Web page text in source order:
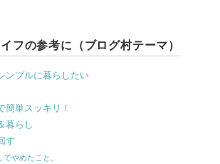
フの参考に（ブログ村テーマ）
ンプルに暮らしたい
簡単スッキリ！
暮らし
す
やめたこと。